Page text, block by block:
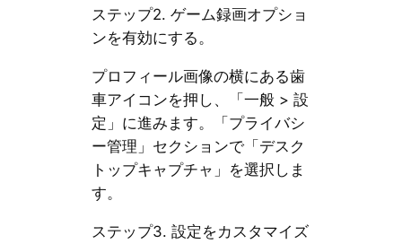
ステップ2. ゲーム録画オプショ
ンを有効にする。
プロフィール画像の横にある歯
車アイコンを押し、「一般 > 設
定」に進みます。「プライバシ
ー管理」セクションで「デスク
トップキャプチャ」を選択しま
す。
ステップ3. 設定をカスタマイズ